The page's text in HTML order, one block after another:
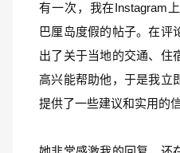
有一次，我在Instagram
巴厘岛度假的帖子。在评
出了关于当地的交通、住
高兴能帮助他，于是我立
提供了一些建议和实用的信